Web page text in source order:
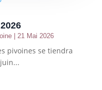
| 21 Mai 2026
pivoines se tiendra